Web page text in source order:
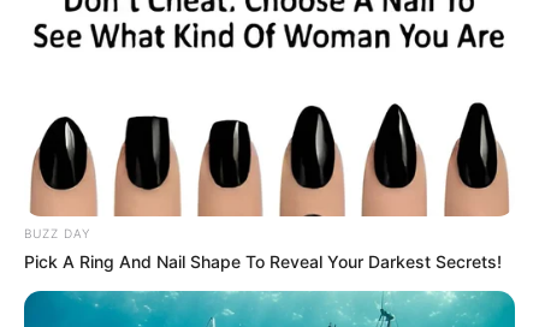
BUZZ DAY
Pick A Ring And Nail Shape To Reveal Your Darkest Secrets!